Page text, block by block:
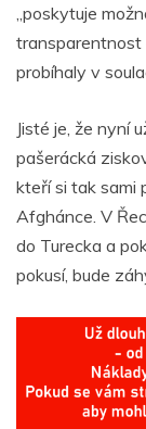
„poskytuje
transparentnost
probíhaly v
Jisté je, že nyní
pašerácká
kteří si tak sami
Afghánce. V
do Turecka a
pokusí, bude